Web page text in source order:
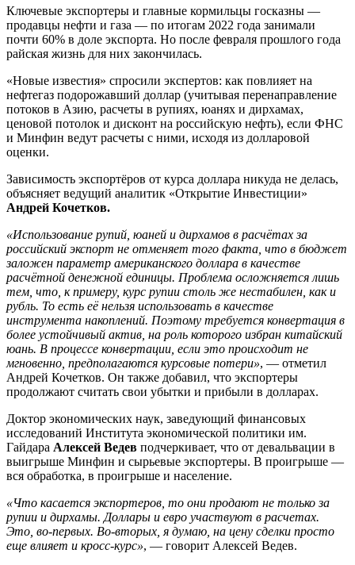
Ключевые экспортеры и главные кормильцы госказны —
продавцы нефти и газа — по итогам 2022 года занимали
почти 60% в доле экспорта. Но после февраля прошлого года
райская жизнь для них закончилась.
«Новые известия» спросили экспертов: как повлияет на
нефтегаз подорожавший доллар (учитывая перенаправление
потоков в Азию, расчеты в рупиях, юанях и дирхамах,
ценовой потолок и дисконт на российскую нефть), если ФНС
и Минфин ведут расчеты с ними, исходя из долларовой
оценки.
Зависимость экспортёров от курса доллара никуда не делась,
объясняет ведущий аналитик «Открытие Инвестиции»
Андрей Кочетков.
«Использование рупий, юаней и дирхамов в расчётах за
российский экспорт не отменяет того факта, что в бюджет
заложен параметр американского доллара в качестве
расчётной денежной единицы. Проблема осложняется лишь
тем, что, к примеру, курс рупии столь же нестабилен, как и
рубль. То есть её нельзя использовать в качестве
инструмента накоплений. Поэтому требуется конвертация в
более устойчивый актив, на роль которого избран китайский
юань. В процессе конвертации, если это происходит не
мгновенно, предполагаются курсовые потери», — отметил
Андрей Кочетков. Он также добавил, что экспортеры
продолжают считать свои убытки и прибыли в долларах.
Доктор экономических наук, заведующий финансовых
исследований Института экономической политики им.
Гайдара Алексей Ведев подчеркивает, что от девальвации в
выигрыше Минфин и сырьевые экспортеры. В проигрыше —
вся обработка, в проигрыше и население.
«Что касается экспортеров, то они продают не только за
рупии и дирхамы. Доллары и евро участвуют в расчетах.
Это, во-первых. Во-вторых, я думаю, на цену сделки просто
еще влияет и кросс-курс», — говорит Алексей Ведев.